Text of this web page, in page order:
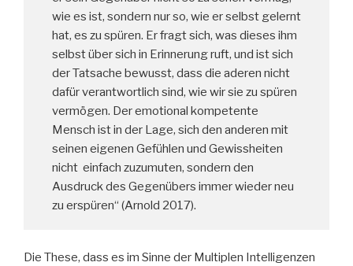
wie es ist, sondern nur so, wie er selbst gelernt
hat, es zu spüren. Er fragt sich, was dieses ihm
selbst über sich in Erinnerung ruft, und ist sich
der Tatsache bewusst, dass die aderen nicht
dafür verantwortlich sind, wie wir sie zu spüren
vermögen. Der emotional kompetente
Mensch ist in der Lage, sich den anderen mit
seinen eigenen Gefühlen und Gewissheiten
nicht einfach zuzumuten, sondern den
Ausdruck des Gegenübers immer wieder neu
zu erspüren“ (Arnold 2017).
Die These, dass es im Sinne der Multiplen Intelligenzen